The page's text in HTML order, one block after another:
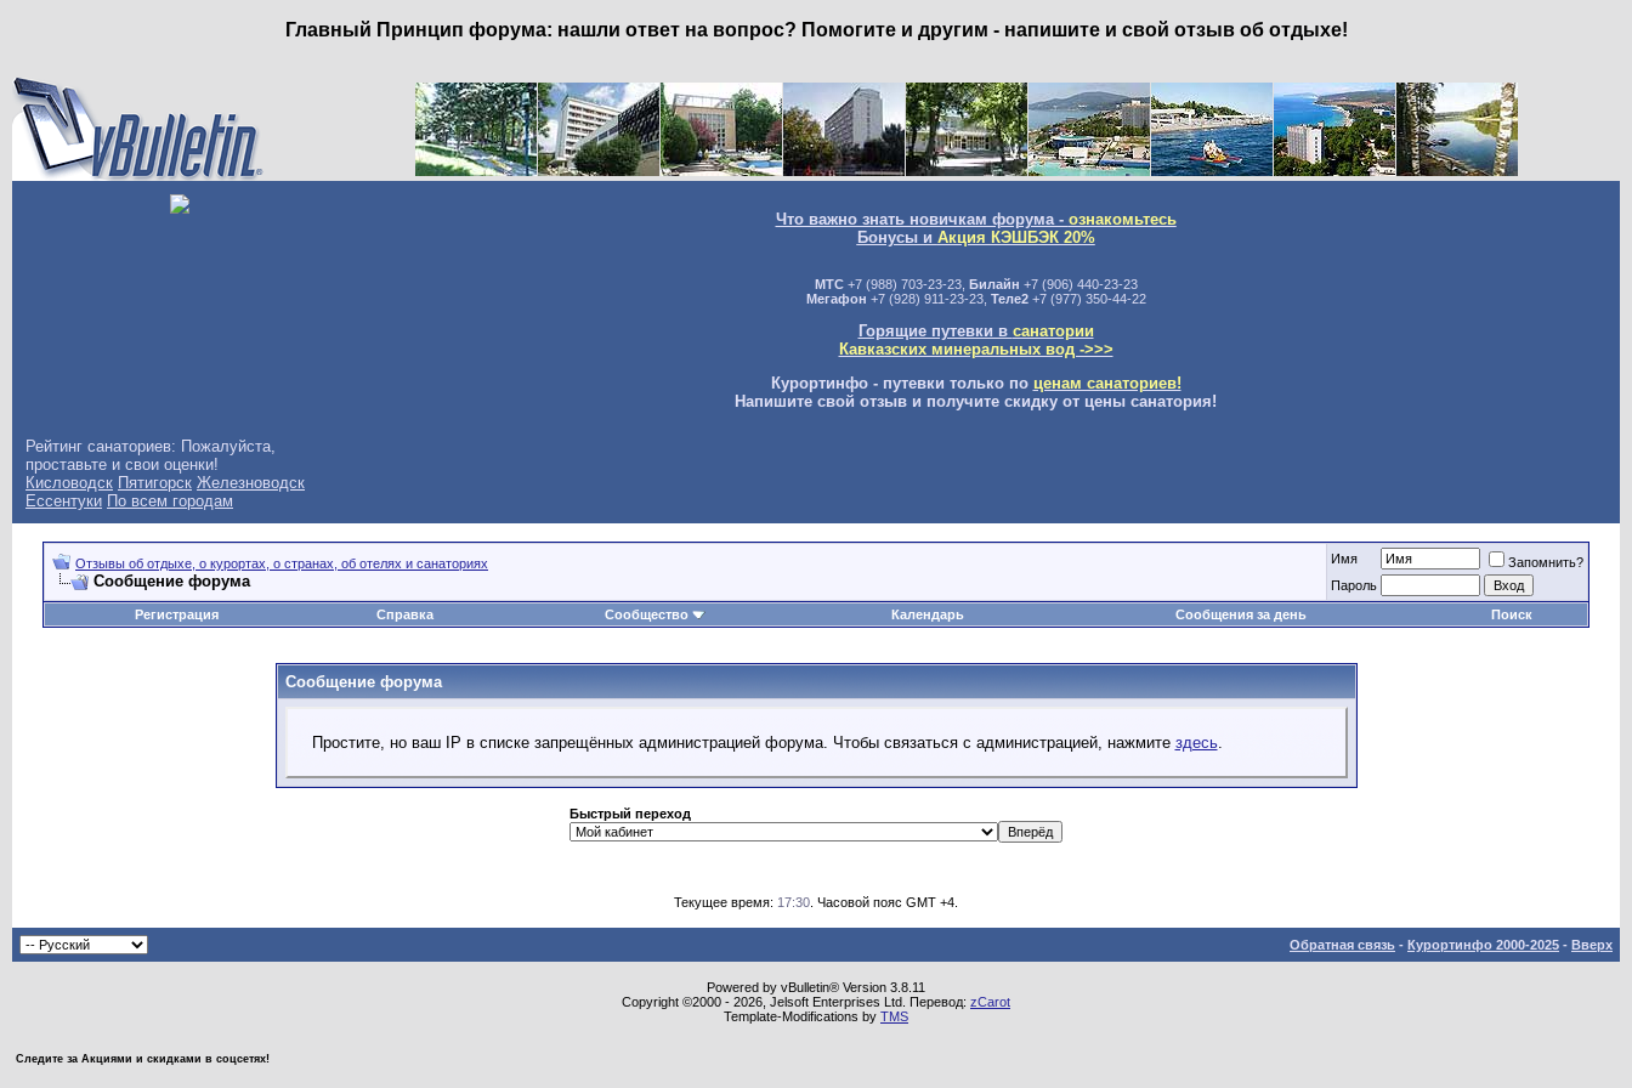
Главный Принцип форума: нашли ответ на вопрос? Помогите и другим - напишите и свой отзыв об отдыхе!
Что важно знать новичкам форума - ознакомьтесь
Бонусы и Акция КЭШБЭК 20%
МТС+7 (988) 703-23-23, Билайн +7 (906) 440-23-23
Мегафон +7 (928) 911-23-23, Теле2+7 (977) 350-44-22
Горящие путевки в санатории
Кавказских минеральных вод ->>>
Курортинфо - путевки только по ценам санаториев!
Напишите свой отзыв и получите скидку от цены санатория!
Рейтинг санаториев: Пожалуйста,
проставьте и свои оценки!
Кисловодск Пятигорск Железноводск
Ессентуки По всем городам
Отзывы об отдыхе, о курортах, о странах, об отелях и санаториях
Сообщение форума
Имя
Запомнить?
Пароль
Регистрация
Справка Сообщество Календарь Сообщения за день Поиск
Сообщение форума
Простите, но ваш IP в списке запрещённых администрацией форума. Чтобы связаться с администрацией, нажмите здесь.
Быстрый переход
Текущее время: 17:30 . Часовой пояс GMT +4.
Обратная связь - Курортинфо 2000-2025 - Вверх
Powered by vBulletin® Version 3.8.11
Copyright ©2000 - 2026, Jelsoft Enterprises Ltd. Перевод: zCarot
Template-Modifications by TMS
Следите за Акциями и скидками в соцсетях!